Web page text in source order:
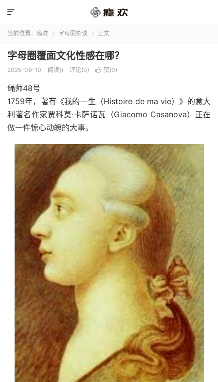

当前位置： 瘾欢  字母圈杂谈  正文
字母圈覆面文化性感在哪？
2025-09-10 阅读() 评论(0)  赞(0)
绳师48号
1759年，著有《我的一生（Histoire de ma vie）》的意大
利著名作家贾科莫·卡萨诺瓦（Giacomo Casanova）正在
做一件惊心动魄的大事。